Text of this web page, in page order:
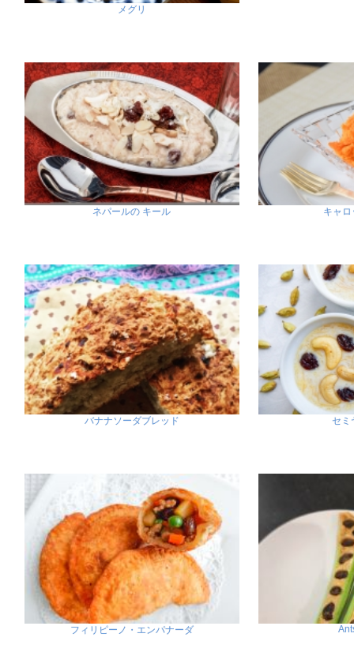
メグリ
ネパールの キール キャ
バナナソーダブレッド セミ
フィリピーノ・エンパナーダ